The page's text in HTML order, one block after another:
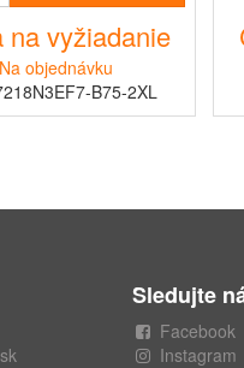
na vyžiadanie
Na objednávku
B75-2XL
Sledujte
Facebook
Instagram